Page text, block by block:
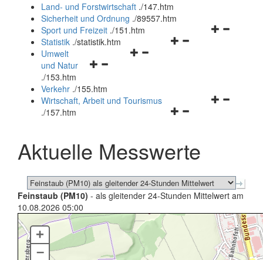
und
schließen
Land- und Forstwirtschaft ./147.htm
Sicherheit und Ordnung ./89557.htm
Navigationsmenü
Sport und Freizeit ./151.htm
Navigationsmenü
Statistik ./statistik.htm
Navigationsmenü
und
schließen
Umwelt
und Natur
./153.htm
Verkehr ./155.htm
Navigationsmenü
schließen
Wirtschaft, Arbeit und Tourismus
./157.htm
Aktuelle Messwerte
Feinstaub (PM10) - als gleitender 24-Stunden Mittelwert am
10.08.2026 05:00
+
–